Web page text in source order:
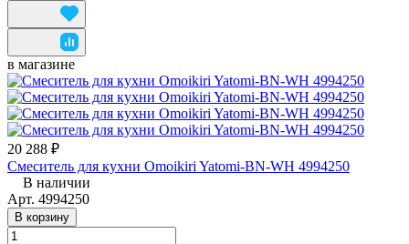
в магазине
20 288 ₽
Смеситель для кухни Omoikiri Yatomi-BN-WH 4994250
В наличии
Арт. 4994250
В корзину